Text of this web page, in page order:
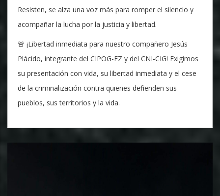
Resisten, se alza una voz más para romper el silencio y
acompañar la lucha por la justicia y libertad.
🚨 ¡Libertad inmediata para nuestro compañero Jesús
Plácido, integrante del CIPOG-EZ y del CNI-CIG! Exigimos
su presentación con vida, su libertad inmediata y el cese
de la criminalización contra quienes defienden sus
pueblos, sus territorios y la vida.